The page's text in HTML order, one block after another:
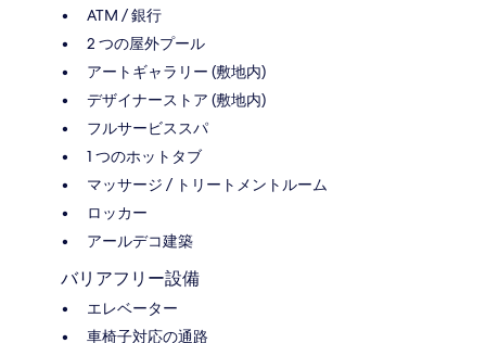
ATM / 銀行
2 つの屋外プール
アートギャラリー (敷地内)
デザイナーストア (敷地内)
フルサービススパ
1 つのホットタブ
マッサージ / トリートメントルーム
ロッカー
アールデコ建築
バリアフリー設備
エレベーター
車椅子対応の通路